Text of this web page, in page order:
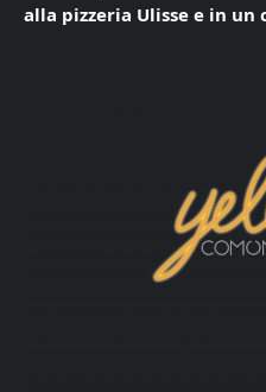
alla pizzeria Ulisse e in un